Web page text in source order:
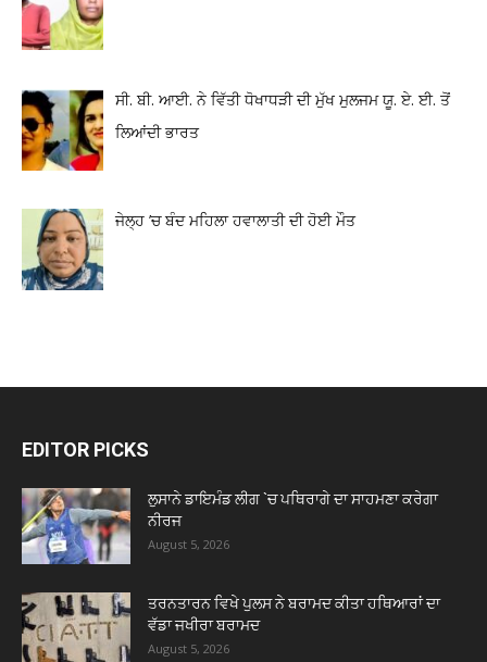
ਸੀ. ਬੀ. ਆਈ. ਨੇ ਵਿੱਤੀ ਧੋਖਾਧੜੀ ਦੀ ਮੁੱਖ ਮੁਲਜਮ ਯੂ. ਏ. ਈ. ਤੋਂ
ਲਿਆਂਦੀ ਭਾਰਤ
ਜੇਲ੍ਹ ’ਚ ਬੰਦ ਮਹਿਲਾ ਹਵਾਲਾਤੀ ਦੀ ਹੋਈ ਮੌਤ
EDITOR PICKS
ਲੁਸਾਨੇ ਡਾਇਮੰਡ ਲੀਗ `ਚ ਪਥਿਰਾਗੇ ਦਾ ਸਾਹਮਣਾ ਕਰੇਗਾ
ਨੀਰਜ
August 5, 2026
ਤਰਨਤਾਰਨ ਵਿਖੇ ਪੁਲਸ ਨੇ ਬਰਾਮਦ ਕੀਤਾ ਹਥਿਆਰਾਂ ਦਾ
ਵੱਡਾ ਜਖੀਰਾ ਬਰਾਮਦ
August 5, 2026